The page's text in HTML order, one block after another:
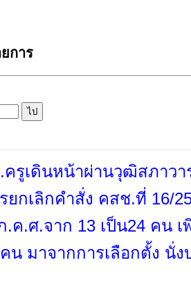
การ
ครูเดินหน้าผ่านวุฒิสภาวา
ยกเลิกคำสั่ง คสช.ที่ 16/
.ค.ศ.จาก 13 เป็น24 คน เ
น มาจากการเลือกตั้ง นั่ง